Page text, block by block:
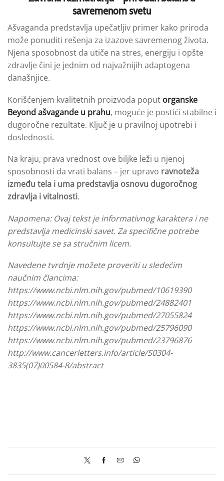
savremenom svetu
Ašvaganda predstavlja upečatljiv primer kako priroda
može ponuditi rešenja za izazove savremenog života.
Njena sposobnost da utiče na stres, energiju i opšte
zdravlje čini je jednim od najvažnijih adaptogena
današnjice.
Korišćenjem kvalitetnih proizvoda poput organske
Beyond ašvagande u prahu, moguće je postići stabilne i
dugoročne rezultate. Ključ je u pravilnoj upotrebi i
doslednosti.
Na kraju, prava vrednost ove biljke leži u njenoj
sposobnosti da vrati balans – jer upravo ravnoteža
između tela i uma predstavlja osnovu dugoročnog
zdravlja i vitalnosti.
Napomena: Ovaj tekst je informativnog karaktera i ne
predstavlja medicinski savet. Za specifične potrebe
konsultujte se sa stručnim licem.
Navedene tvrdnje možete proveriti u sledećim
naučnim člancima:
https://www.ncbi.nlm.nih.gov/pubmed/10619390
https://www.ncbi.nlm.nih.gov/pubmed/24882401
https://www.ncbi.nlm.nih.gov/pubmed/27055824
https://www.ncbi.nlm.nih.gov/pubmed/25796090
https://www.ncbi.nlm.nih.gov/pubmed/23796876
http://www.cancerletters.info/article/S0304-
3835(07)00584-8/abstract